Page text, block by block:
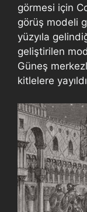
görmesi için
görüş modeli
yüzyıla
geliştirilen
Güneş
kitlelere